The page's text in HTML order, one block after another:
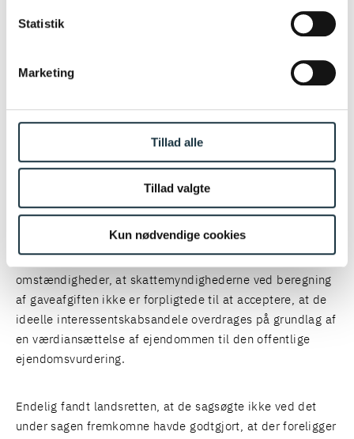
Statistik
Marketing
Tillad alle
Tillad valgte
Kun nødvendige cookies
interessentskabets årsrapport for 2019 var indregnet til
en dagsværdi på 180 mio. kr. og angivet med en
samarbejde med revisor, havde foretaget en konkret og
kvalificeret beregning af ejendommens dagsværdi. På den
baggrund fandt landsretten, at der efter den meget
betydelige difference mellem på den ene side den
dagsværdien i årsrapporten og den omstændighed, at
realkreditbelåningen klart viser, at den offentlige
omstændigheder, at skattemyndighederne ved beregning
af gaveafgiften ikke er forpligtede til at acceptere, at de
ideelle interessentskabsandele overdrages på grundlag af
en værdiansættelse af ejendommen til den offentlige
ejendomsvurdering.
Endelig fandt landsretten, at de sagsøgte ikke ved det
under sagen fremkomne havde godtgjort, at der foreligger